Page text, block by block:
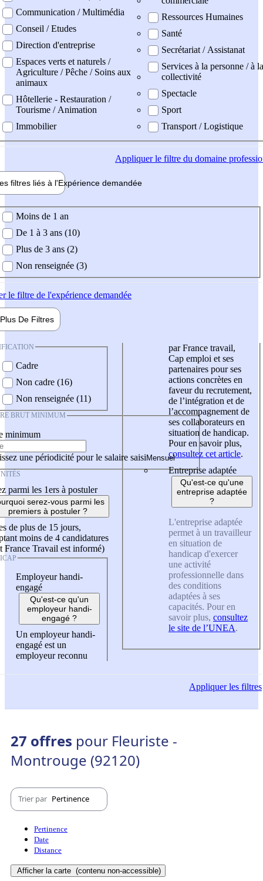
Communication / Multimédia
Conseil / Etudes
Direction d'entreprise
Espaces verts et naturels /
Agriculture / Pêche / Soins aux
animaux
Hôtellerie - Restauration /
Tourisme / Animation
Immobilier
Ressources Humaines
Santé
Secrétariat / Assistanat
Services à la personne / à la
collectivité
Spectacle
Sport
Transport / Logistique
Appliquerle filtre du domaine
filtres liés à l'Expérience demandée
demandée
Moins de 1 an
De 1 à 3 ans (10)
Plus de 3 ans (2)
Non renseignée (3)
le filtre de l'expérience demandée
Plus De Filtres
Cadre
Non cadre (16)
Non renseignée (11)
BRUT MINIMUM
minimum
une périodicité pour le salaire saisi
parmi les 1ers à postuler
serez-vous parmi les
premiers à postuler ?
de plus de 15 jours,
moins de 4 candidatures
France Travail est informé)
Employeur handi-
engagé
Qu'est-ce qu'un
employeur handi-
engagé ?
Un employeur handi-
engagé est un
employeur reconnu
par France travail,
Cap emploi et ses
partenaires pour ses
actions concrètes en
faveur du recrutement,
de l’intégration et de
l’accompagnement de
ses collaborateurs en
situation de handicap.
Pour en savoir plus,
consultez cet article.
Entreprise adaptée
Qu'est-ce qu'une
entreprise adaptée
?
L'entreprise adaptée
permet à un travailleur
en situation de
handicap d'exercer
une activité
professionnelle dans
des conditions
adaptées à ses
capacités. Pour en
savoir plus, consultez
le site de l’UNEA.
Appliquerles filtres
27 offres pour Fleuriste -
Montrouge (92120)
Trier par Pertinence
Pertinence
Date
Distance
Afficher la carte (contenu non-accessible)